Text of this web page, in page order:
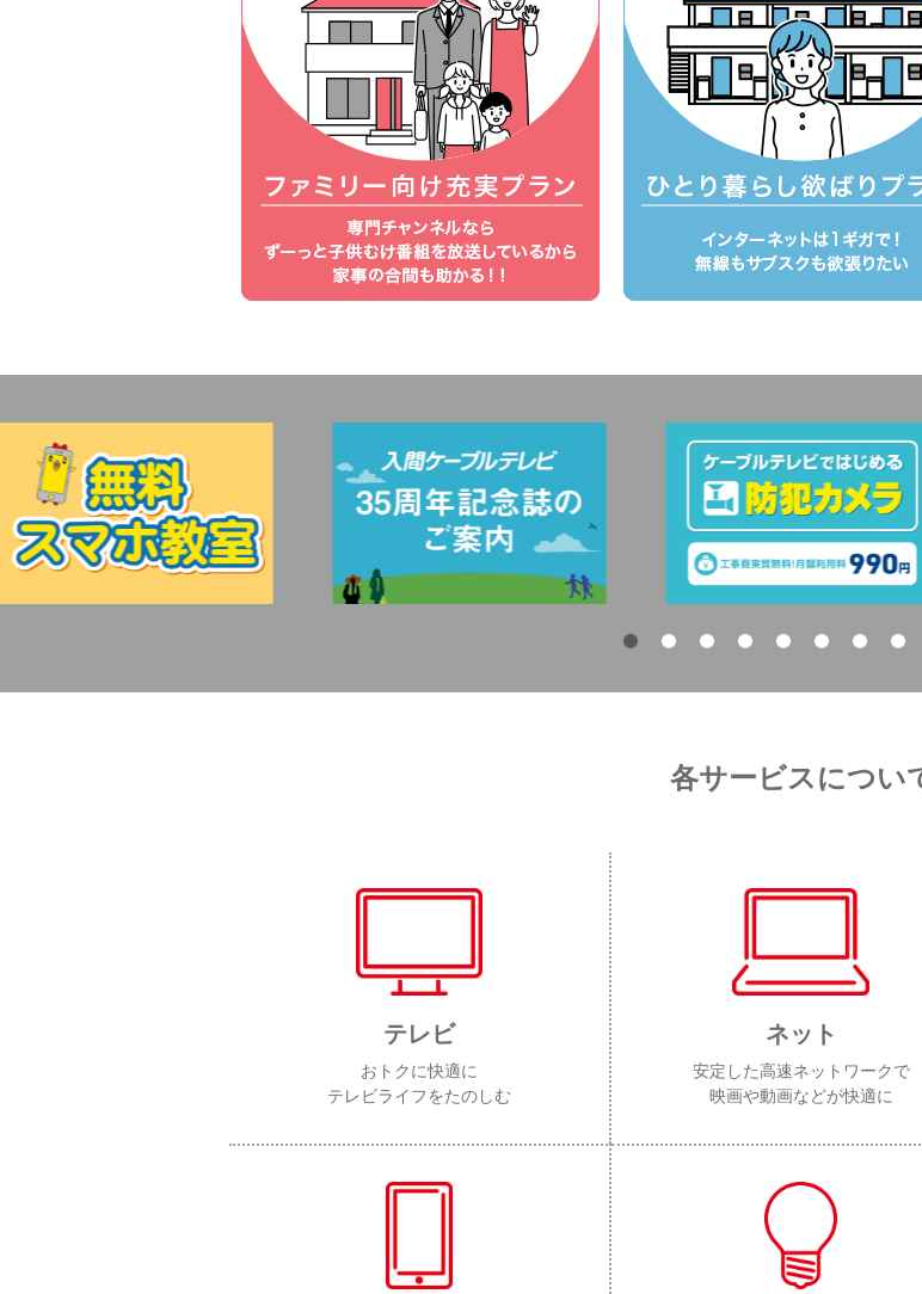
各サービスについ
テレビ
おトクに快適に
テレビライフをたのしむ
ネット
安定した高速ネットワークで
映画や動画などが快適に